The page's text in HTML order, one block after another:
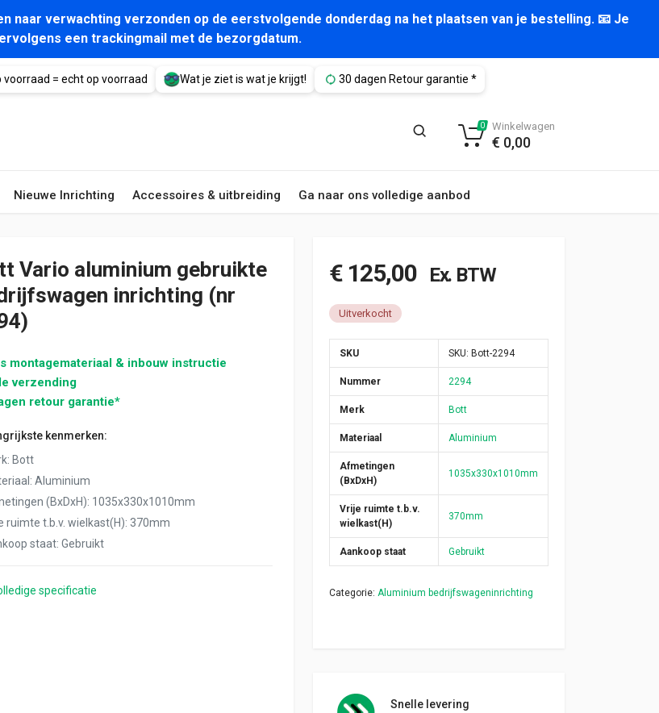
naar verwachting verzonden op de eerstvolgende donderdag na het plaatsen van je bestelling. 📧 Je
een trackingmail met de bezorgdatum.
voorraad = echt op voorraad Wat je ziet is wat je krijgt! 30 dagen Retour garantie *
Nieuwe Inrichting Accessoires & uitbreiding Ga naar ons volledige aanbod
0 Winkelwagen
€ 0,00
Vario aluminium gebruikte
inrichting (nr
montagemateriaal & inbouw instructie
verzending
retour garantie*
kenmerken:
: Bott
: Aluminium
(BxDxH): 1035x330x1010mm
ruimte t.b.v. wielkast(H): 370mm
staat: Gebruikt
specificatie
€125,00 Ex. BTW
Uitverkocht
SKU SKU: Bott-2294
Nummer 2294
Merk Bott
Materiaal Aluminium
Afmetingen
(BxDxH)
1035x330x1010mm
Vrije ruimte t.b.v.
wielkast(H)
370mm
Aankoop staat Gebruikt
Categorie: Aluminium bedrijfswageninrichting
Snelle levering